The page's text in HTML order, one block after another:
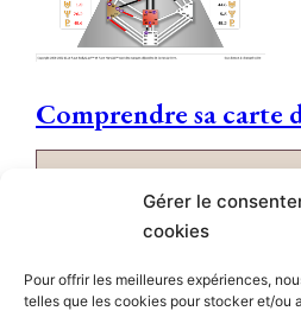
Gérer le
cookies
Pour offrir les meilleures expériences,
telles que les cookies pour stocker et/ou
Comprendre sa carte